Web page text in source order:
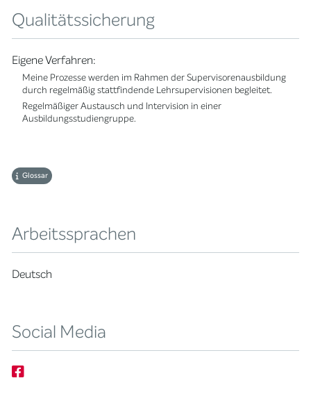
Qualitätssicherung
Eigene Verfahren:
Meine Prozesse werden im Rahmen der Supervisorenausbildung
durch regelmäßig stattfindende Lehrsupervisionen begleitet.
Regelmäßiger Austausch und Intervision in einer
Ausbildungsstudiengruppe.
Glossar
Arbeitssprachen
Deutsch
Social Media